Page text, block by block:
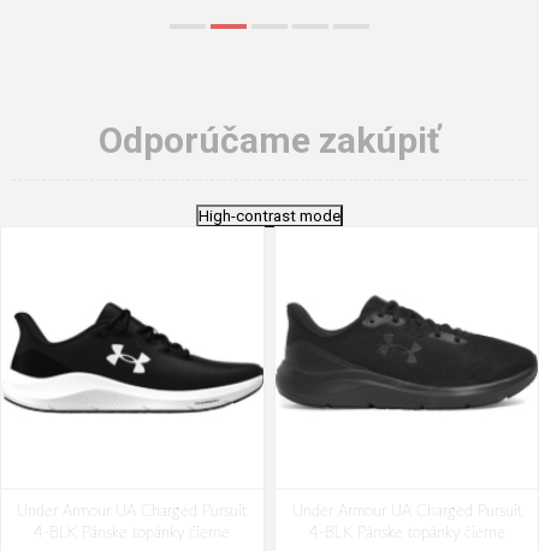
Odporúčame zakúpiť
High-contrast mode
Under Armour UA Charged Pursuit
4-BLK Pánske topánky čierne
Under Armour UA Charged Pursuit
4-BLK Pánske topánky čierne